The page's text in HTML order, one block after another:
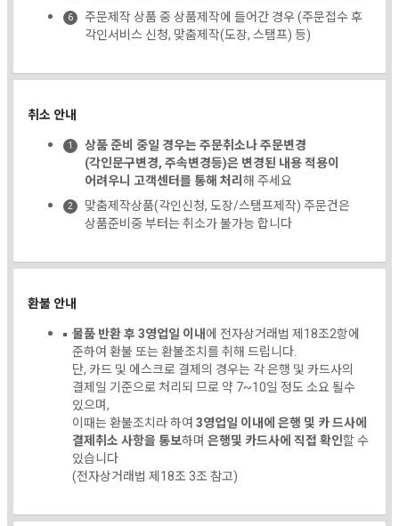
주문제작 상품 중 상품제작에 들어간 경우 (주문접수 후
각인서비스 신청, 맞춤제작(도장, 스탬프) 등)
취소 안내
상품 준비 중일 경우는 주문취소나 주문변경
(각인문구변경, 주속변경등)은 변경된 내용 적용이
어려우니 고객센터를 통해 처리해 주세요
맞춤제작상품(각인신청, 도장/스탬프제작) 주문건은
상품준비중 부터는 취소가 불가능 합니다
환불 안내
물품 반환 후 3영업일 이내에 전자상거래법 제18조2항에
준하여 환불 또는 환불조치를 취해 드립니다.
단, 카드 및 에스크로 결제의 경우는 각 은행 및 카드사의
결제일 기준으로 처리되 므로 약 7~10일 정도 소요 될수
있으며,
이때는 환불조치라 하여 3영업일 이내에 은행 및 카 드사에
결제취소 사항을 통보하며 은행및 카드사에 직접 확인할 수
있습니다
(전자상거래법 제18조 3조 참고)